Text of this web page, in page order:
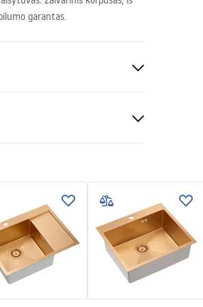
garantas.
_5.pdf